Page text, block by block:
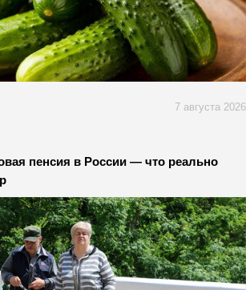
7 августа 2026
пенсия в России — что реально